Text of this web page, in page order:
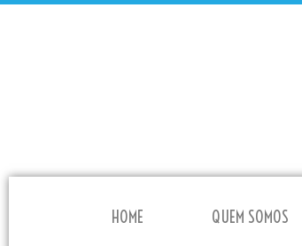
HOME QUEM SOMOS